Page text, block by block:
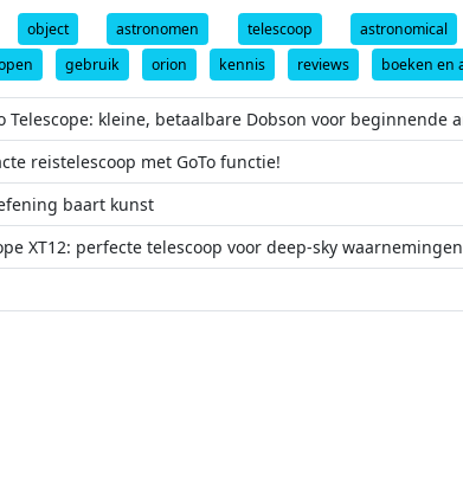
object astronomen telescoop astronomical
gebruik orion kennis reviews boeken en
Telescope: kleine, betaalbare Dobson voor beginnende
reistelescoop met GoTo functie!
baart kunst
XT12: perfecte telescoop voor deep-sky
eerste mens op de maan